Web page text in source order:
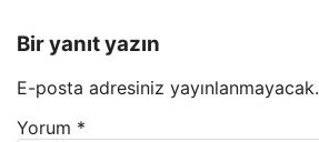
Bir yanıt yazın
E-posta adresiniz yayınlanmayacak.
Yorum *